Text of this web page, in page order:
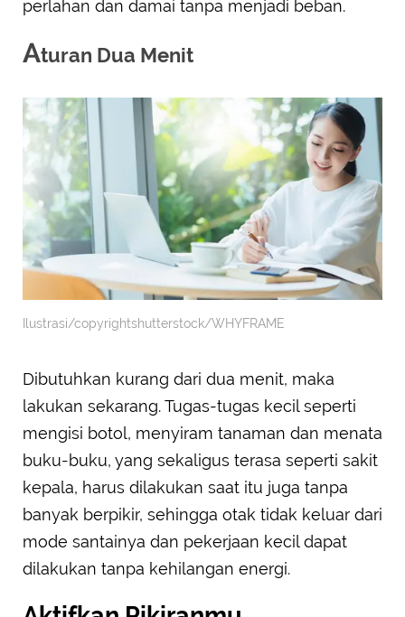
perlahan dan damai tanpa menjadi beban.
Aturan Dua Menit
Ilustrasi/copyrightshutterstock/WHYFRAME
Dibutuhkan kurang dari dua menit, maka
lakukan sekarang. Tugas-tugas kecil seperti
mengisi botol, menyiram tanaman dan menata
buku-buku, yang sekaligus terasa seperti sakit
kepala, harus dilakukan saat itu juga tanpa
banyak berpikir, sehingga otak tidak keluar dari
mode santainya dan pekerjaan kecil dapat
dilakukan tanpa kehilangan energi.